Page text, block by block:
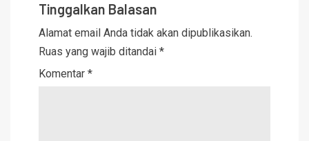
Tinggalkan Balasan
Alamat email Anda tidak akan dipublikasikan.
Ruas yang wajib ditandai *
Komentar *